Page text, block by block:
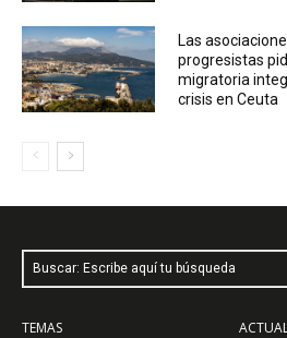
Las
progresistas
migratoria
crisis en Ceuta
Buscar: Escribe aquí tu búsqueda
TEMAS